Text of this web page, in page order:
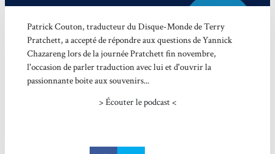
Patrick Couton, traducteur du Disque-Monde de Terry
Pratchett, a accepté de répondre aux questions de Yannick
Chazareng lors de la journée Pratchett fin novembre,
l'occasion de parler traduction avec lui et d'ouvrir la
passionnante boite aux souvenirs...
> Écouter le podcast<